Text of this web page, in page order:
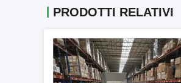
PRODOTTI RELATIVI